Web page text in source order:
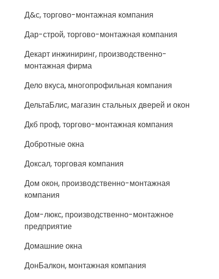
Д&с, торгово-монтажная компания
Дар-строй, торгово-монтажная компания
Декарт инжиниринг, производственно-
монтажная фирма
Дело вкуса, многопрофильная компания
ДельтаБлис, магазин стальных дверей и окон
Дкб проф, торгово-монтажная компания
Добротные окна
Доксал, торговая компания
Дом окон, производственно-монтажная
компания
Дом-люкс, производственно-монтажное
предприятие
Домашние окна
ДонБалкон, монтажная компания